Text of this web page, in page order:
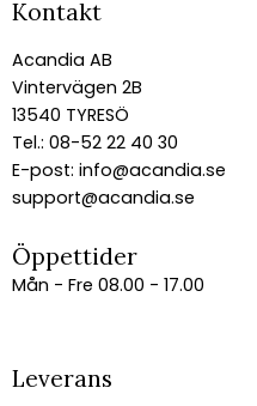
Kontakt
Acandia AB
Vintervägen 2B
13540 TYRESÖ
Tel.: 08-52 22 40 30
E-post: info@acandia.se
support@acandia.se
Öppettider
Mån - Fre 08.00 - 17.00
Leverans